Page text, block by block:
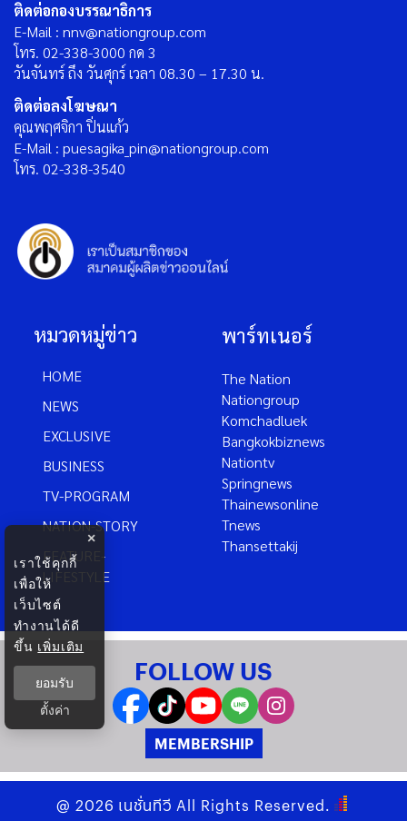
ติดต่อกองบรรณาธิการ
E-Mail : nnv@nationgroup.com
โทร. 02-338-3000 กด 3
วันจันทร์ ถึง วันศุกร์ เวลา 08.30 – 17.30 น.
ติดต่อลงโฆษณา
คุณพฤศจิกา ปิ่นแก้ว
E-Mail : puesagika_pin@nationgroup.com
โทร. 02-338-3540
หมวดหมู่ข่าว
HOME
NEWS
EXCLUSIVE
BUSINESS
TV-PROGRAM
NATION-STORY
FEATURE-
LIFESTYLE
พาร์ทเนอร์
The Nation
Nationgroup
Komchadluek
Bangkokbiznews
Nationtv
Springnews
Thainewsonline
Tnews
Thansettakij
FOLLOW US
MEMBERSHIP
@ 2026 เนชั่นทีวี All Rights Reserved.
×
เราใช้คุกกี้
เพื่อให้
เว็บไซต์
ทำงานได้ดี
ขึ้น เพิ่มเติม
ยอมรับ
ตั้งค่า